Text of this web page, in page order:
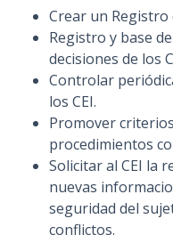
Crear un Registro
Registro y base
decisiones de los
Controlar
los CEI.
Promover
procedimientos
Solicitar al CEI la
nuevas
seguridad del
conflictos.